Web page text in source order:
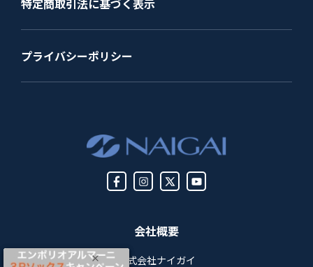
会社概要
株式会社ナイガイ
特定商取引法に基づく表示
プライバシーポリシー